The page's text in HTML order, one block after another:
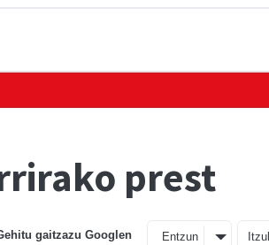
prest
gaitzazu Googlen Entzun